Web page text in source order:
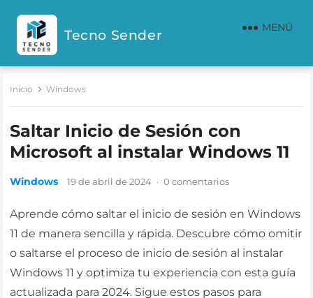
Tecno Sender MENÚ
Inicio Windows
Saltar Inicio de Sesión con
Microsoft al instalar Windows 11
Windows 19 de abril de 2024 · 0 comentarios
Aprende cómo saltar el inicio de sesión en Windows
11 de manera sencilla y rápida. Descubre cómo omitir
o saltarse el proceso de inicio de sesión al instalar
Windows 11 y optimiza tu experiencia con esta guía
actualizada para 2024. Sigue estos pasos para